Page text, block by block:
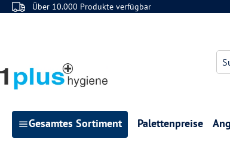
Hauptinhalt springen
Zur Suche springen
Zur Hauptnavigation springen
Über 10.000 Produkte verfügbar
Gesamtes Sortiment Palettenpreise